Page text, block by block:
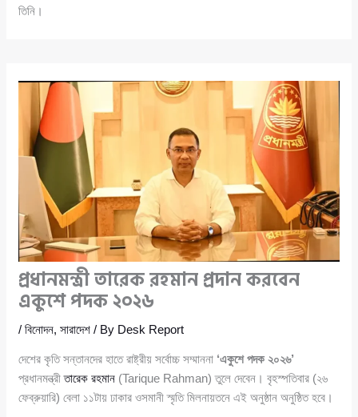
তিনি।
প্রধানমন্ত্রী তারেক রহমান প্রদান করবেন
একুশে পদক ২০২৬
/বিনোদন,সারাদেশ / By Desk Report
দেশের কৃতি সন্তানদের হাতে রাষ্ট্রীয় সর্বোচ্চ সম্মাননা ‘একুশে পদক ২০২৬’
প্রধানমন্ত্রীতারেক রহমান (Tarique Rahman) তুলে দেবেন। বৃহস্পতিবার (২৬
ফেব্রুয়ারি) বেলা ১১টায় ঢাকার ওসমানী স্মৃতি মিলনায়তনে এই অনুষ্ঠান অনুষ্ঠিত হবে।